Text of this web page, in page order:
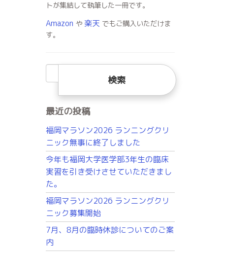
トが集結して執筆した一冊です。
Amazon や 楽天 でもご購入いただけま
す。
検
索:
最近の投稿
福岡マラソン2026 ランニングクリ
ニック無事に終了しました
今年も福岡大学医学部3年生の臨床
実習を引き受けさせていただきまし
た。
福岡マラソン2026 ランニングクリ
ニック募集開始
7月、8月の臨時休診についてのご案
内